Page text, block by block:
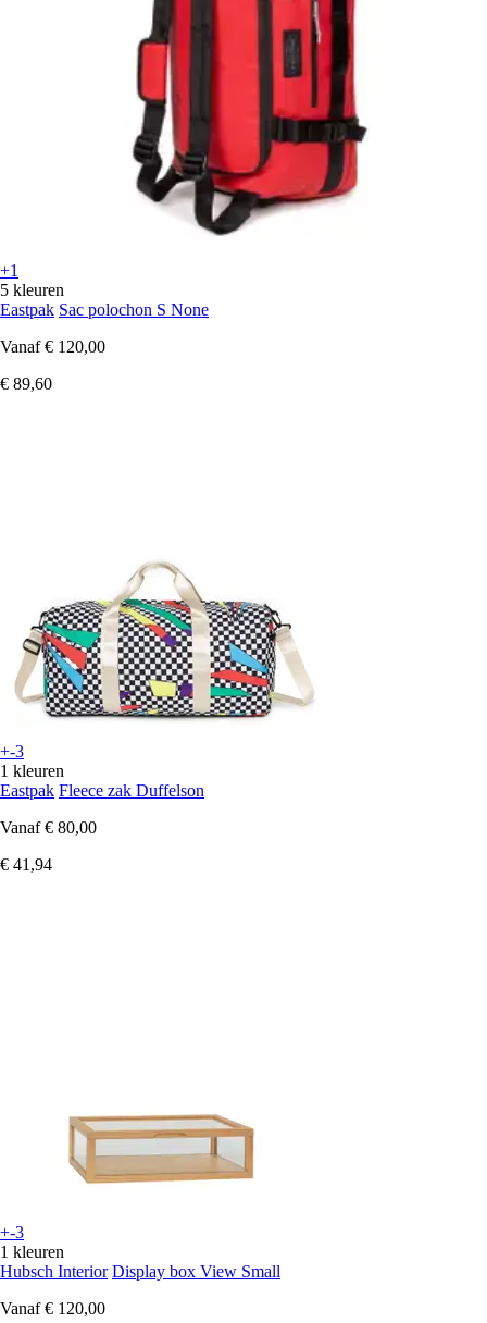
+1
5 kleuren
Eastpak Sac polochon S None
Vanaf € 120,00
€ 89,60
+-3
1 kleuren
Eastpak Fleece zak Duffelson
Vanaf € 80,00
€ 41,94
+-3
1 kleuren
Hubsch Interior Display box View Small
Vanaf € 120,00